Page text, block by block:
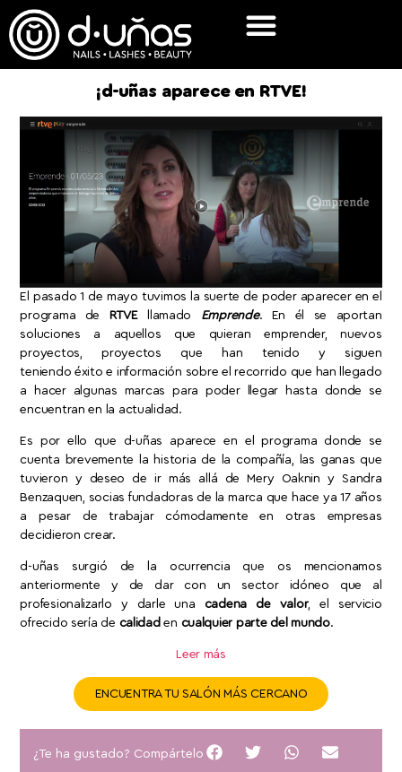
¡d-uñas aparece en RTVE!
El pasado 1 de mayo tuvimos la suerte de poder aparecer en el
programa de RTVE llamado Emprende. En él se aportan
soluciones a aquellos que quieran emprender, nuevos
proyectos, proyectos que han tenido y siguen
teniendo éxito e información sobre el recorrido que han llegado
a hacer algunas marcas para poder llegar hasta donde se
encuentran en la actualidad.
Es por ello que d-uñas aparece en el programa donde se
cuenta brevemente la historia de la compañía, las ganas que
tuvieron y deseo de ir más allá de Mery Oaknin y Sandra
Benzaquen, socias fundadoras de la marca que hace ya 17 años
a pesar de trabajar cómodamente en otras empresas
decidieron crear.
d-uñas surgió de la ocurrencia que os mencionamos
anteriormente y de dar con un sector idóneo que al
profesionalizarlo y darle una cadena de valor, el servicio
ofrecido sería de calidaden cualquier parte del mundo.
Leer más
ENCUENTRA TU SALÓN MÁS CERCANO
¿Te ha gustado? Compártelo